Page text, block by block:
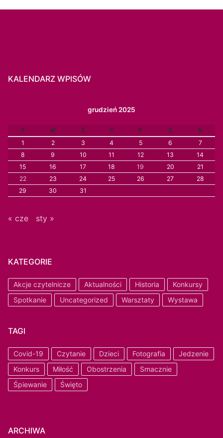
KALENDARZ WPISÓW
grudzień 2025
P W Ś C P S
N
1
2 3 4 5 6
7
8
9 10 11 12 13
14
15
16 17 18 19 20
21
22
23 24 25 26 27
28
29
30 31
« cze sty »
KATEGORIE
Akcje czytelnicze Aktualności Historia
Konkursy
Spotkanie
Uncategorized Warsztaty Wystawa
TAGI
Covid-19 Czytanie Dzieci Fotografia
Jedzenie
Konkurs
Miłość Obostrzenia
Smacznie
Śpiewanie
Święto
ARCHIWA